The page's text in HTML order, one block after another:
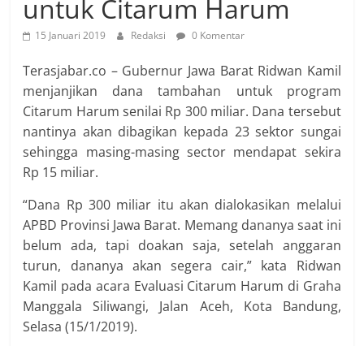
untuk Citarum Harum
15 Januari 2019 Redaksi 0 Komentar
Terasjabar.co – Gubernur Jawa Barat Ridwan Kamil
menjanjikan dana tambahan untuk program
Citarum Harum senilai Rp 300 miliar. Dana‎ tersebut
nantinya akan dibagikan kepada 23 sektor sungai
sehingga masing-masing sector mendapat sekira
Rp 15 miliar.
“Dana Rp 300 miliar itu akan dialokasikan melalui
APBD Provinsi Jawa Barat. Memang dananya saat ini
belum ada, tapi doakan saja, setelah anggaran
turun, dananya akan segera cair,” kata Ridwan
Kamil pada acara Evaluasi Citarum Harum di Graha
Manggala Siliwangi, Jalan Aceh, Kota Bandung,
Selasa (15/1/2019).